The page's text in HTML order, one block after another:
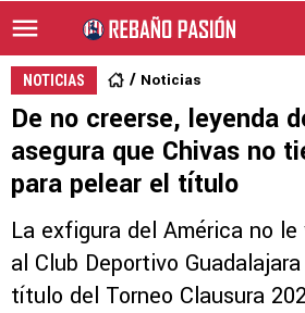
NOTICIAS Noticias
De no creerse, leyenda
asegura que Chivas no
para pelear el título
La exfigura del América no
al Club Deportivo
título del Torneo Clausura